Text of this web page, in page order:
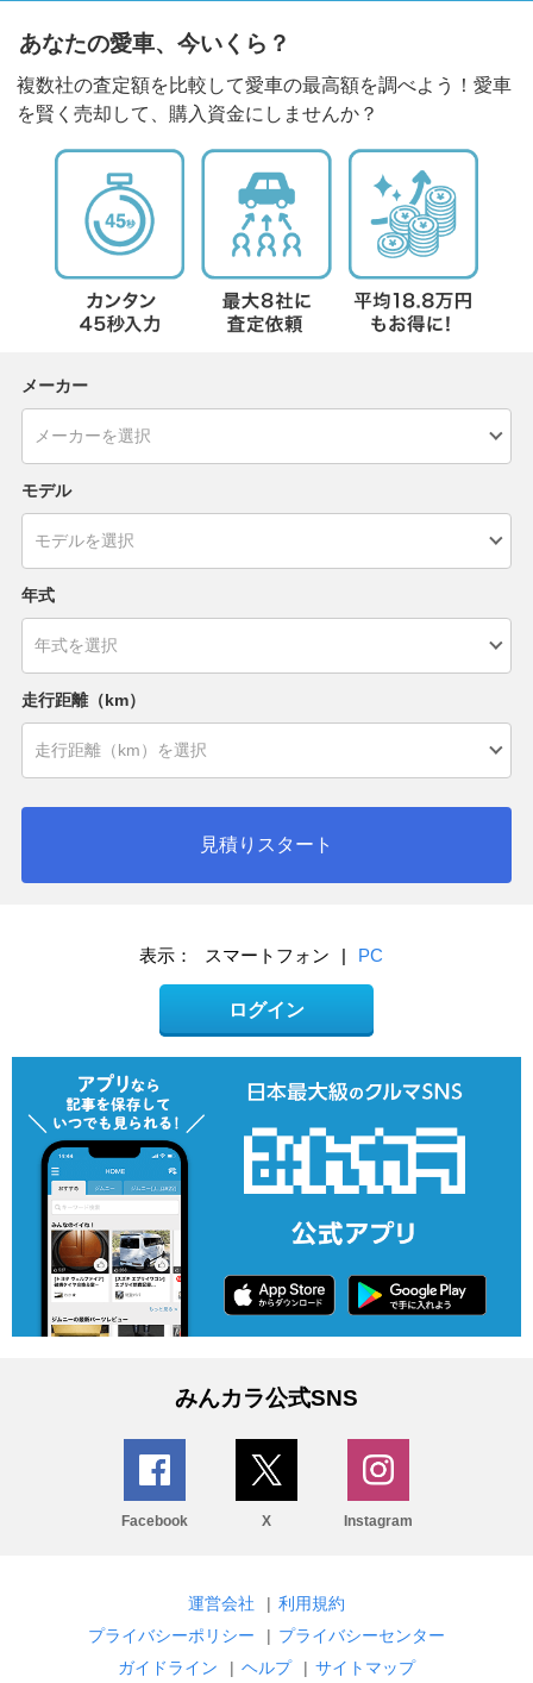
あなたの愛車、今いくら？
複数社の査定額を比較して愛車の最高額を調べよう！愛車
を賢く売却して、購入資金にしませんか？
メーカー
モデル
年式
走行距離（km）
見積りスタート
表示： スマートフォン | PC
ログイン
みんカラ公式SNS
Facebook X Instagram
運営会社 | 利用規約
プライバシーポリシー
| プライバシーセンター
ガイドライン
| ヘルプ | サイトマップ